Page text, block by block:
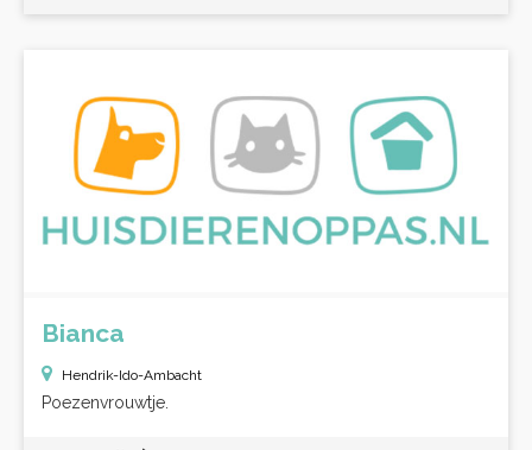
Bianca
Hendrik-Ido-Ambacht
Poezenvrouwtje.